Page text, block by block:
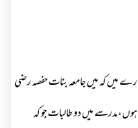
میں کہ میں جامعہ بنات حفصہ رضی
میں دو طالبات جو کہ